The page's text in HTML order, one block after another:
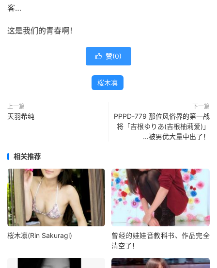
客…
这是我们的青春啊！
 赞(0)
桜木凛
上一篇
天羽希纯
下一篇
PPPD-779 那位风俗界的第一战
将「吉根ゆりあ(吉根柚莉爱)」
…被男优大量中出了！
相关推荐
桜木凛(Rin Sakuragi)
曾经的娃娃音教科书、作品完全
清空了！